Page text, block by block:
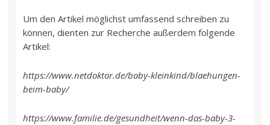
Um den Artikel möglichst umfassend schreiben zu
können, dienten zur Recherche außerdem folgende
Artikel:
https://www.netdoktor.de/baby-kleinkind/blaehungen-
beim-baby/
https://www.familie.de/gesundheit/wenn-das-baby-3-